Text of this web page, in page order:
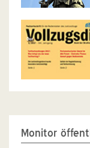
Monitor